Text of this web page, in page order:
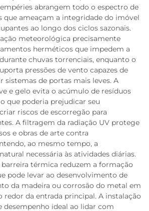
abrangem todo o espectro de
que ameaçam a integridade do imóvel
ao longo dos ciclos sazonais.
meteorológica precisamente
herméticos que impedem a
chuvas torrenciais, enquanto o
pressões de vento capazes de
sistemas de portas mais leves. A
e gelo evita o acúmulo de resíduos
que poderia prejudicar seu
riscos de escorregão para
A filtragem da radiação UV protege
e obras de arte contra
ao mesmo tempo, a
necessária às atividades diárias.
térmica reduzem a formação
pode levar ao desenvolvimento de
da madeira ou corrosão do metal em
redor da entrada principal. A instalação
desempenho ideal ao lidar com